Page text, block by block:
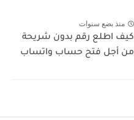
منذ بضع سنوات
كيف اطلع رقم بدون شريحة
من أجل فتح حساب واتساب